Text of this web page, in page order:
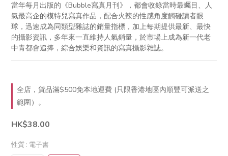
當年每月出版的《Bubble寫真月刊》，都會收錄當時最矚目、人
氣最高企的模特兒寫真作品，配合火辣的性感角度觸碰讀者眼
球，迅速成為同類型雜誌的銷量指標，加上每期提供最新、最快
的攝影資訊，多年來一直維持人氣銷量，於市場上成為新一代老
中青都會追捧，綜合娛樂和資訊的寫真攝影雜誌。
全店，貨品滿$500免本地運費 (只限香港地區內順豐可派送之
範圍）。
HK$38.00
性質 : 電子書